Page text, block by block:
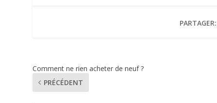
PARTAGER:
Comment ne rien acheter de neuf ?
PRÉCÉDENT